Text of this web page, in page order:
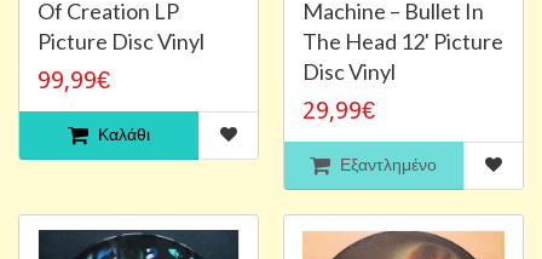
Of Creation LP
Picture Disc Vinyl
99,99€
Καλάθι
Machine ‎– Bullet In
The Head 12' Picture
Disc Vinyl
29,99€
Εξαντλημένο